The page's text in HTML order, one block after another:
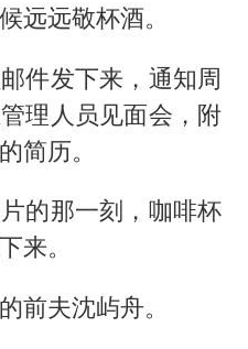
远远敬杯酒。
件发下来，通知周
理人员见面会，附
简历。
的那一刻，咖啡杯
来。
前夫沈屿舟。